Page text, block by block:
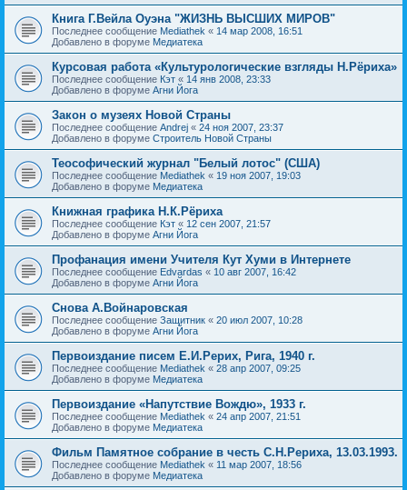
Книга Г.Вейла Оуэна "ЖИЗНЬ ВЫСШИХ МИРОВ"
Последнее сообщение Mediathek « 14 мар 2008, 16:51
Добавлено в форуме Медиатека
Курсовая работа «Культурологические взгляды Н.Рёриха»
Последнее сообщение Кэт « 14 янв 2008, 23:33
Добавлено в форуме Агни Йога
Закон о музеях Новой Страны
Последнее сообщение Andrej « 24 ноя 2007, 23:37
Добавлено в форуме Строитель Новой Страны
Теософический журнал "Белый лотос" (США)
Последнее сообщение Mediathek « 19 ноя 2007, 19:03
Добавлено в форуме Медиатека
Книжная графика Н.К.Рёриха
Последнее сообщение Кэт « 12 сен 2007, 21:57
Добавлено в форуме Агни Йога
Профанация имени Учителя Кут Хуми в Интернете
Последнее сообщение Edvardas « 10 авг 2007, 16:42
Добавлено в форуме Агни Йога
Снова А.Войнаровская
Последнее сообщение Защитник « 20 июл 2007, 10:28
Добавлено в форуме Агни Йога
Первоиздание писем Е.И.Рерих, Рига, 1940 г.
Последнее сообщение Mediathek « 28 апр 2007, 09:25
Добавлено в форуме Медиатека
Первоиздание «Напутствие Вождю», 1933 г.
Последнее сообщение Mediathek « 24 апр 2007, 21:51
Добавлено в форуме Медиатека
Фильм Памятное собрание в честь С.Н.Рериха, 13.03.1993.
Последнее сообщение Mediathek « 11 мар 2007, 18:56
Добавлено в форуме Медиатека